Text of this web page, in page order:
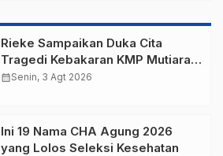
Rieke Sampaikan Duka Cita
Tragedi Kebakaran KMP Mutiara
Sentosa 2 di Perairan Utara
calendar_monthSenin, 3 Agt 2026
Ini 19 Nama CHA Agung 2026
yang Lolos Seleksi Kesehatan